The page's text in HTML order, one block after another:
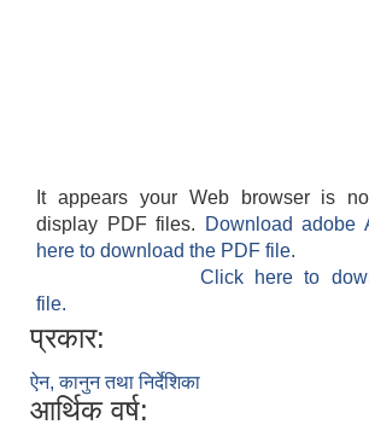
It appears your Web browser is
display PDF files.
Download adobe
here to download the PDF file.
Click here to
file.
प्रकार:
ऐन, कानुन तथा निर्देशिका
आर्थिक वर्ष: